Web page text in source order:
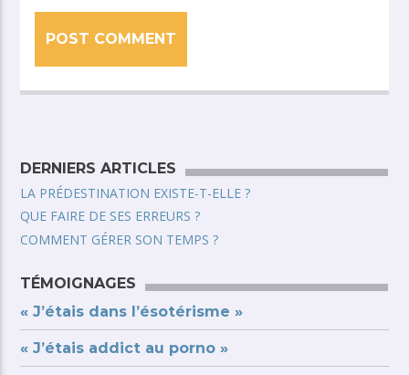
DERNIERS ARTICLES
LA PRÉDESTINATION EXISTE-T-ELLE ?
QUE FAIRE DE SES ERREURS ?
COMMENT GÉRER SON TEMPS ?
TÉMOIGNAGES
« J’étais dans l’ésotérisme »
« J’étais addict au porno »